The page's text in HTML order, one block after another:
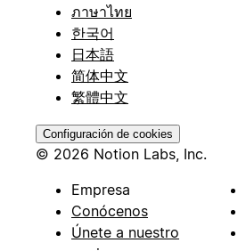
ภาษาไทย
한국어
日本語
简体中文
繁體中文
Configuración de cookies
© 2026 Notion Labs, Inc.
Empresa
Conócenos
Únete a nuestro